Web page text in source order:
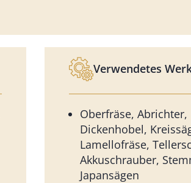
Verwendetes
Oberfräse, Abrichter,
Dickenhobel,
Lamellofräse,
Akkuschrauber,
Japansägen